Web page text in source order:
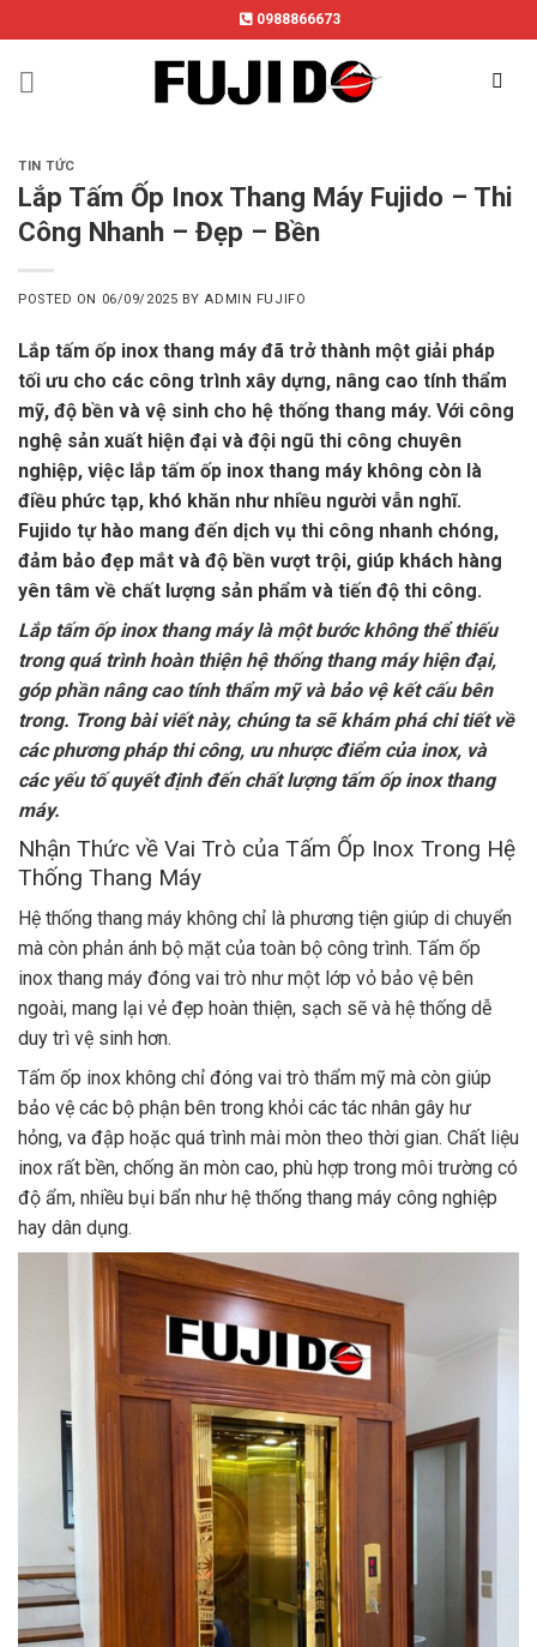
to
content
0988866673
TIN TỨC
Lắp Tấm Ốp Inox Thang Máy Fujido – Thi
Công Nhanh – Đẹp – Bền
POSTED ON 06/09/2025 BY ADMIN FUJIFO
Lắp tấm ốp inox thang máy đã trở thành một giải pháp
tối ưu cho các công trình xây dựng, nâng cao tính thẩm
mỹ, độ bền và vệ sinh cho hệ thống thang máy. Với công
nghệ sản xuất hiện đại và đội ngũ thi công chuyên
nghiệp, việc lắp tấm ốp inox thang máy không còn là
điều phức tạp, khó khăn như nhiều người vẫn nghĩ.
Fujido tự hào mang đến dịch vụ thi công nhanh chóng,
đảm bảo đẹp mắt và độ bền vượt trội, giúp khách hàng
yên tâm về chất lượng sản phẩm và tiến độ thi công.
Lắp tấm ốp inox thang máy là một bước không thể thiếu
trong quá trình hoàn thiện hệ thống thang máy hiện đại,
góp phần nâng cao tính thẩm mỹ và bảo vệ kết cấu bên
trong. Trong bài viết này, chúng ta sẽ khám phá chi tiết về
các phương pháp thi công, ưu nhược điểm của inox, và
các yếu tố quyết định đến chất lượng tấm ốp inox thang
máy.
Nhận Thức về Vai Trò của Tấm Ốp Inox Trong Hệ
Thống Thang Máy
Hệ thống thang máy không chỉ là phương tiện giúp di chuyển
mà còn phản ánh bộ mặt của toàn bộ công trình. Tấm ốp
inox thang máy đóng vai trò như một lớp vỏ bảo vệ bên
ngoài, mang lại vẻ đẹp hoàn thiện, sạch sẽ và hệ thống dễ
duy trì vệ sinh hơn.
Tấm ốp inox không chỉ đóng vai trò thẩm mỹ mà còn giúp
bảo vệ các bộ phận bên trong khỏi các tác nhân gây hư
hỏng, va đập hoặc quá trình mài mòn theo thời gian. Chất liệu
inox rất bền, chống ăn mòn cao, phù hợp trong môi trường có
độ ẩm, nhiều bụi bẩn như hệ thống thang máy công nghiệp
hay dân dụng.